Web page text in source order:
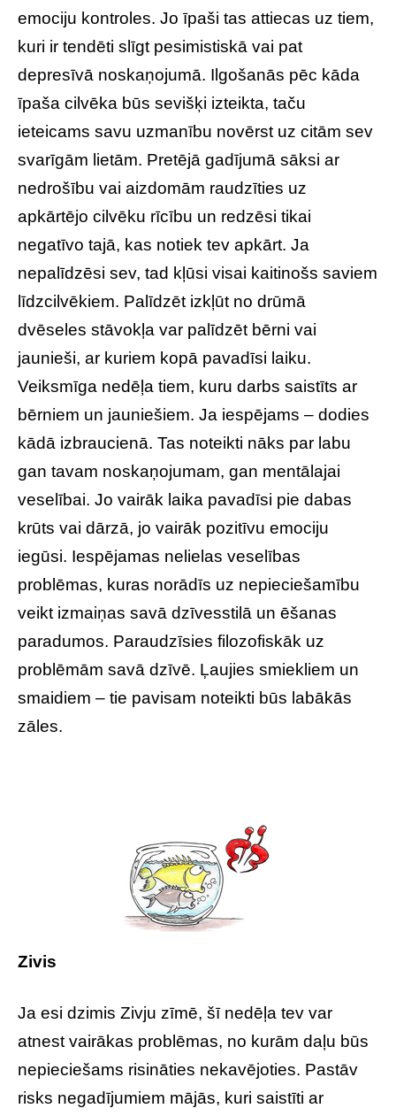
emociju kontroles. Jo īpaši tas attiecas uz tiem,
kuri ir tendēti slīgt pesimistiskā vai pat
depresīvā noskaņojumā. Ilgošanās pēc kāda
īpaša cilvēka būs sevišķi izteikta, taču
ieteicams savu uzmanību novērst uz citām sev
svarīgām lietām. Pretējā gadījumā sāksi ar
nedrošību vai aizdomām raudzīties uz
apkārtējo cilvēku rīcību un redzēsi tikai
negatīvo tajā, kas notiek tev apkārt. Ja
nepalīdzēsi sev, tad kļūsi visai kaitinošs saviem
līdzcilvēkiem. Palīdzēt izkļūt no drūmā
dvēseles stāvokļa var palīdzēt bērni vai
jaunieši, ar kuriem kopā pavadīsi laiku.
Veiksmīga nedēļa tiem, kuru darbs saistīts ar
bērniem un jauniešiem. Ja iespējams – dodies
kādā izbraucienā. Tas noteikti nāks par labu
gan tavam noskaņojumam, gan mentālajai
veselībai. Jo vairāk laika pavadīsi pie dabas
krūts vai dārzā, jo vairāk pozitīvu emociju
iegūsi. Iespējamas nelielas veselības
problēmas, kuras norādīs uz nepieciešamību
veikt izmaiņas savā dzīvesstilā un ēšanas
paradumos. Paraudzīsies filozofiskāk uz
problēmām savā dzīvē. Ļaujies smiekliem un
smaidiem – tie pavisam noteikti būs labākās
zāles.
Zivis
Ja esi dzimis Zivju zīmē, šī nedēļa tev var
atnest vairākas problēmas, no kurām daļu būs
nepieciešams risināties nekavējoties. Pastāv
risks negadījumiem mājās, kuri saistīti ar